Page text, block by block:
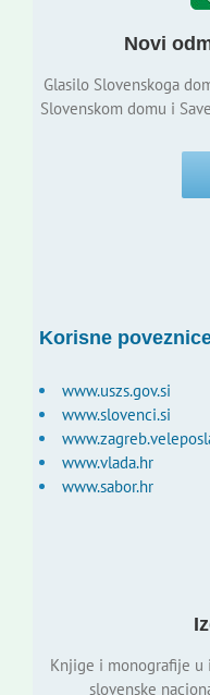
Novi
Glasilo Slovenskoga
Slovenskom domu i
Korisne
www.uszs.gov.si
www.slovenci.si
www.vlada.hr
www.sabor.hr
Knjige i monografije u
slovenske